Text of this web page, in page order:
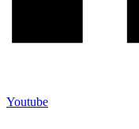
Youtube